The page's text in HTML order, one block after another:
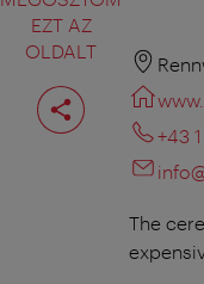
EZT AZ
OLDALT
Oldal
megosztása
+43
The